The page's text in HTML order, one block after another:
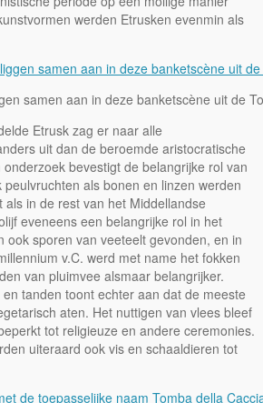
werden Etrusken evenmin als
samen aan in deze banketscène uit de
Etrusk zag er naar alle
uit dan de beroemde aristocratische
bevestigt de belangrijke rol van
als bonen en linzen werden
in de rest van het Middellandse
eveneens een belangrijke rol in het
ook sporen van veeteelt gevonden, en in
v.C. werd met name het fokken
van pluimvee alsmaar belangrijker.
tanden toont echter aan dat de meeste
aten. Het nuttigen van vlees bleef
tot religieuze en andere ceremonies.
uiteraard ook vis en schaaldieren tot